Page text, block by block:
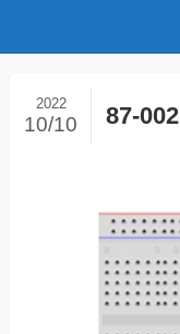
87-002
2022
10/10